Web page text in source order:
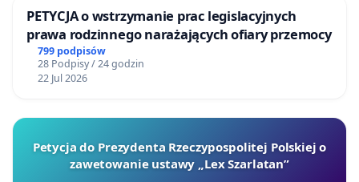
PETYCJA o wstrzymanie prac legislacyjnych
prawa rodzinnego narażających ofiary przemocy
799 podpisów
28 Podpisy / 24 godzin
22 Jul 2026
Petycja do Prezydenta Rzeczypospolitej Polskiej o
zawetowanie ustawy „Lex Szarlatan”